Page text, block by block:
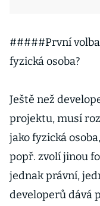
#####První volba
fyzická osoba?
Ještě než
projektu, musí
jako fyzická
popř. zvolí jinou
jednak právní,
developerů dává